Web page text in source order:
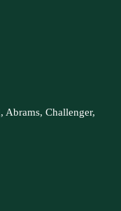
Abrams, Challenger,